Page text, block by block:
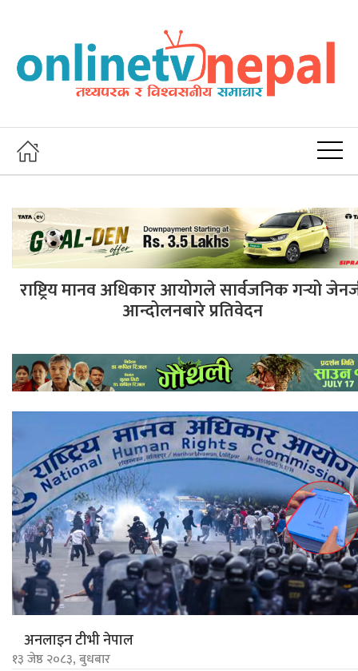
राष्ट्रिय मानव अधिकार आयोगले सार्वजनिक गर्‍यो
आन्दोलनबारे प्रतिवेदन
अनलाइन टीभी नेपाल
१३ जेष्ठ २०८३, बुधबार